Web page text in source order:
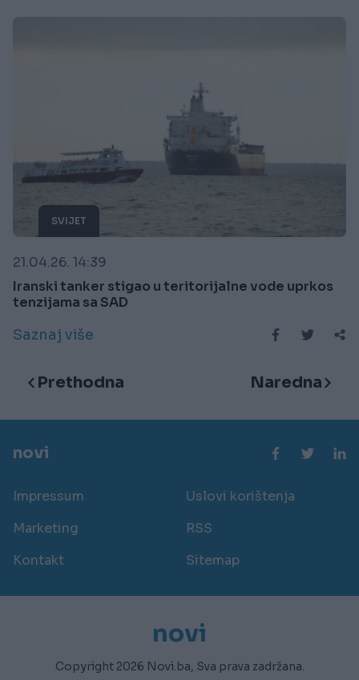
SVIJET
21.04.26. 14:39
Iranski tanker stigao u teritorijalne vode uprkos
tenzijama sa SAD
Saznaj više
Prethodna Naredna
novi
Impressum
Uslovi korištenja
Marketing
RSS
Kontakt
Sitemap
novi
Copyright 2026 Novi.ba, Sva prava zadržana.